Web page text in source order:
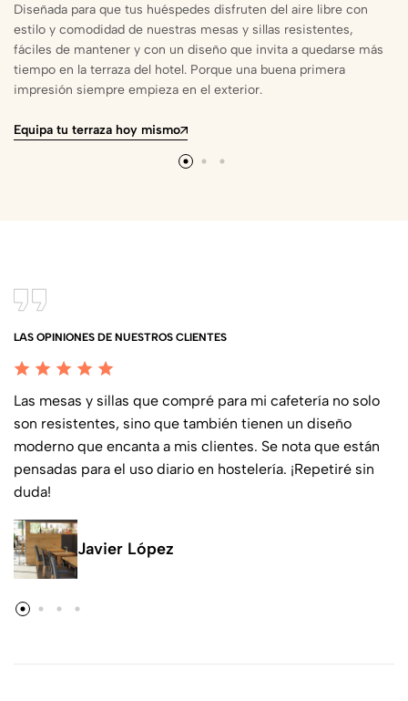
Diseñada para que tus huéspedes disfruten del aire libre con
estilo y comodidad de nuestras mesas y sillas resistentes,
fáciles de mantener y con un diseño que invita a quedarse más
tiempo en la terraza del hotel. Porque una buena primera
impresión siempre empieza en el exterior.
Equipa tu terraza hoy mismo
LAS OPINIONES DE NUESTROS CLIENTES
Las mesas y sillas que compré para mi cafetería no solo
son resistentes, sino que también tienen un diseño
moderno que encanta a mis clientes. Se nota que están
pensadas para el uso diario en hostelería. ¡Repetiré sin
duda!
Javier López